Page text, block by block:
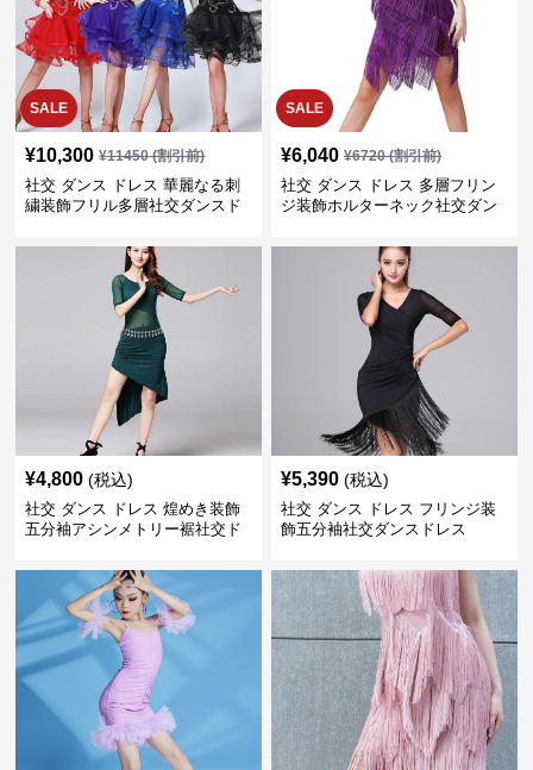
SALE
¥10,300 ¥11450(割引前)
社交 ダンス ドレス 華麗なる刺
繍装飾フリル多層社交ダンスド
SALE
¥6,040 ¥6720(割引前)
社交 ダンス ドレス 多層フリン
ジ装飾ホルターネック社交ダン
¥4,800 (税込)
社交 ダンス ドレス 煌めき装飾
五分袖アシンメトリー裾社交ド
¥5,390 (税込)
社交 ダンス ドレス フリンジ装
飾五分袖社交ダンスドレス